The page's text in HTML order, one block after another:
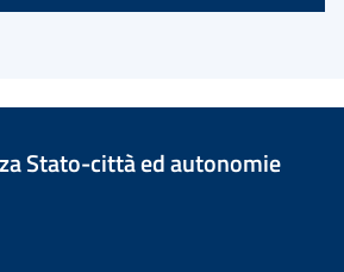
Stato-città ed autonomie